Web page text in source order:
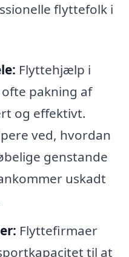
flyttefolk i
Flyttehjælp i
pakning af
og effektivt.
ved, hvordan
genstande
uskadt
Flyttefirmaer
til at